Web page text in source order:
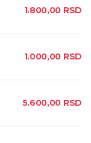
1.800,00 RSD
1.000,00 RSD
5.600,00 RSD